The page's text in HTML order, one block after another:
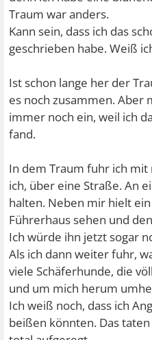
Traum war anders.
Kann sein, dass ich das
geschrieben habe. Weiß
Ist schon lange her der
es noch zusammen. Aber
immer noch ein, weil ich
fand.
In dem Traum fuhr ich
ich, über eine Straße. An
halten. Neben mir hielt
Führerhaus sehen und
Ich würde ihn jetzt sogar
Als ich dann weiter fuhr,
viele Schäferhunde, die
und um mich herum
Ich weiß noch, dass ich
beißen könnten. Das